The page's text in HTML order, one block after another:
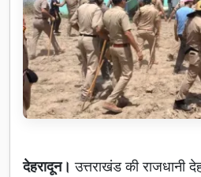
देहरादून। उत्तराखंड की राजधानी